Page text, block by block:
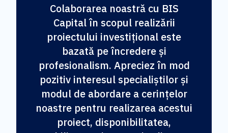
Colaborarea noastră cu BIS
Capital în scopul realizării
proiectului investițional este
bazată pe încredere și
profesionalism. Apreciez în mod
pozitiv interesul specialiștilor și
modul de abordare a cerințelor
noastre pentru realizarea acestui
proiect, disponibilitatea,